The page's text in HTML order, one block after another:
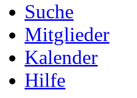
Suche
Mitglieder
Kalender
Hilfe